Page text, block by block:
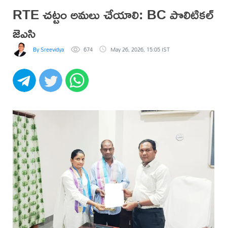
RTE చట్టం అమలు చేయాలి: BC పొలిటికల్
జెఎసి
By Sreevidya 674 May 26, 2026, 15:05 IST